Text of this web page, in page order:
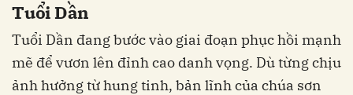
Tuổi Dần
Tuổi Dần đang bước vào giai đoạn phục hồi mạnh
mẽ để vươn lên đỉnh cao danh vọng. Dù từng chịu
ảnh hưởng từ hung tinh, bản lĩnh của chúa sơn